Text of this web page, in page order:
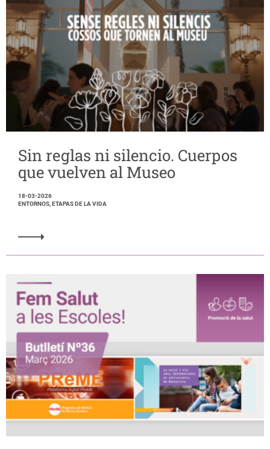
Sin reglas ni silencio. Cuerpos
que vuelven al Museo
18-03-2026
ENTORNOS, ETAPAS DE LA VIDA